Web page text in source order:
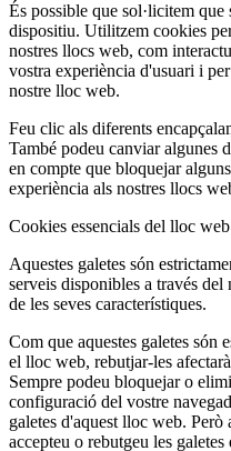
És possible que sol·licitem
dispositiu. Utilitzem cookies
nostres llocs web, com
vostra experiència d'usuari i
nostre lloc web.
Feu clic als diferents
També podeu canviar algunes
en compte que bloquejar
experiència als nostres llocs
Cookies essencials del lloc web
Aquestes galetes són
serveis disponibles a través
de les seves característiques.
Com que aquestes galetes són
el lloc web, rebutjar-les
Sempre podeu bloquejar o
configuració del vostre
galetes d'aquest lloc web. Però
accepteu o rebutgeu les